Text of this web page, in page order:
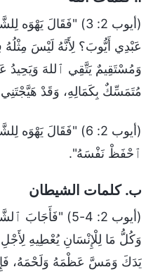
(أيوب 2: 3) "فَقَالَ
عَبْدِي أَيُّوبَ؟ لِأَنَّهُ لَيْسَ
وَمُسْتَقِيمٌ يَتَّقِي ٱللهَ
مُتَمَسِّكٌ بِكَمَالِهِ، وَقَدْ هَيَّجْتَنِي
(أيوب 2: 6) "فَقَالَ
ٱحْفَظْ نَفْسَهُ".
ب. كلمات الشيطان
(أيوب 2: 4-5)
وَكُلُّ مَا لِلْإِنْسَانِ يُعْطِيهِ
يَدَكَ وَمَسَّ عَظْمَهُ وَلَحْمَهُ،